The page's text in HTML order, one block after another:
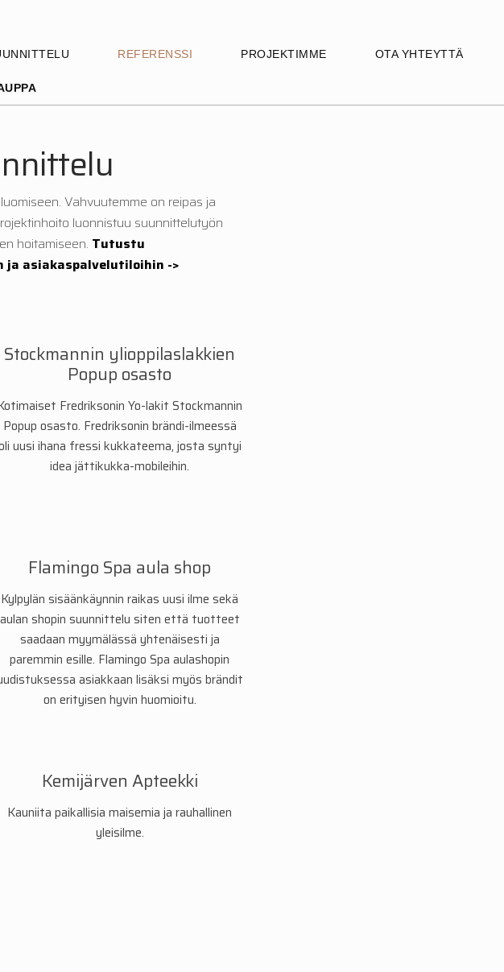
REFERENSSI PROJEKTIMME OTA YHTEYTTÄ
Vahvuutemme on reipas ja
luonnistuu suunnittelutyön
hoitamiseen. Tutustu
ja asiakaspalvelutiloihin ->
Stockmannin ylioppilaslakkien
Popup osasto
Fredriksonin Yo-lakit Stockmannin
Popup osasto. Fredriksonin brändi-ilmeessä
uusi ihana fressi kukkateema, josta syntyi
idea jättikukka-mobileihin.
Flamingo Spa aula shop
Kylpylän sisäänkäynnin raikas uusi ilme sekä
aulan shopin suunnittelu siten että tuotteet
saadaan myymälässä yhtenäisesti ja
paremmin esille. Flamingo Spa aulashopin
asiakkaan lisäksi myös brändit
on erityisen hyvin huomioitu.
Kemijärven Apteekki
Kauniita paikallisia maisemia ja rauhallinen
yleisilme.